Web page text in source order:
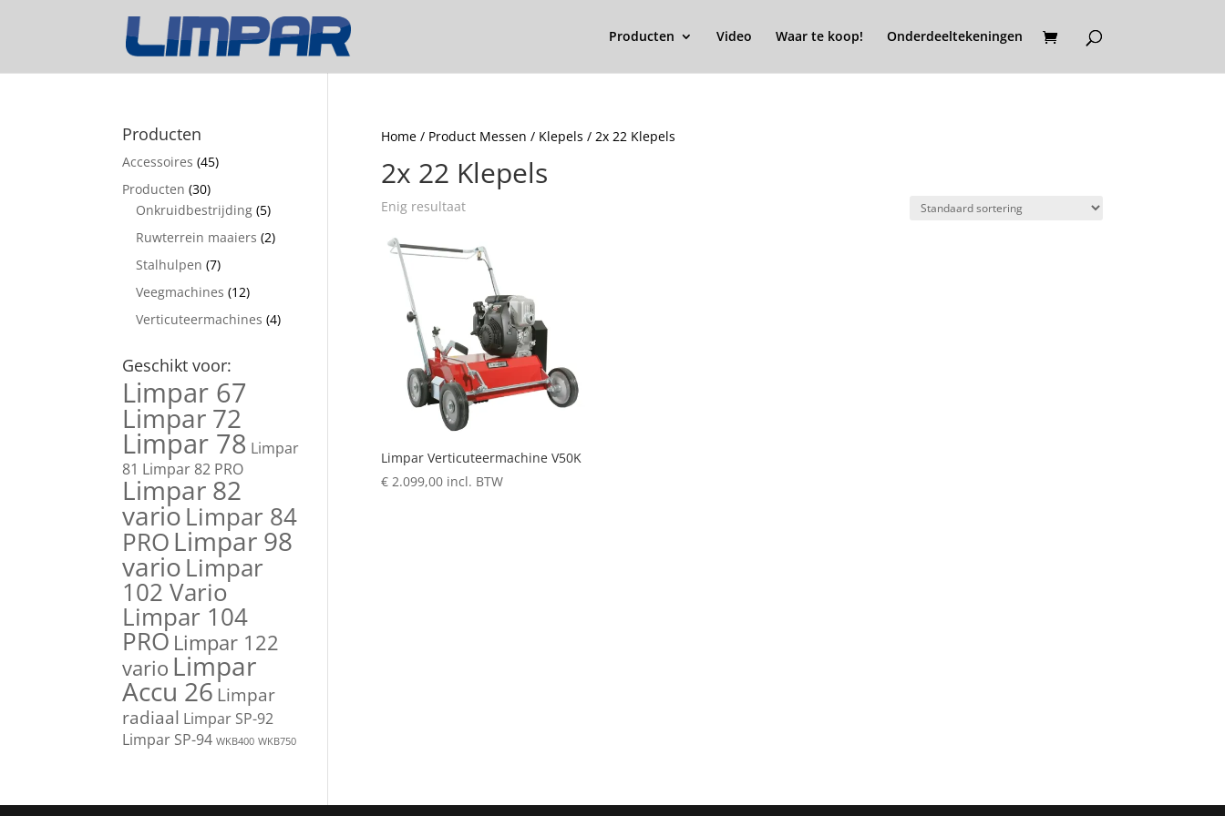
Producten Video Waar te koop! Onderdeeltekeningen
Home/ Product Messen / Klepels / 2x 22 Klepels
2x 22 Klepels
Enig resultaat
Limpar Verticuteermachine V50K
€2.099,00 incl. BTW
Producten
Accessoires (45)
Producten (30)
Onkruidbestrijding (5)
Ruwterrein maaiers (2)
Stalhulpen (7)
Veegmachines (12)
Verticuteermachines (4)
Geschikt voor:
Limpar 67
Limpar 72
Limpar 78 Limpar
81 Limpar 82 PRO
Limpar 82
varioLimpar 84
PROLimpar 98
varioLimpar
102 Vario
Limpar 104
PRO Limpar 122
vario Limpar
Accu 26 Limpar
radiaal Limpar SP-92
Limpar SP-94 WKB400 WKB750